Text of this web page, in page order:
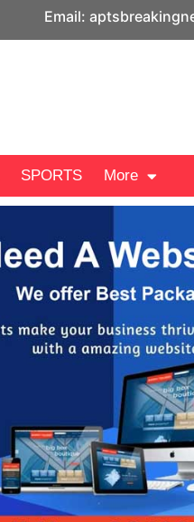
Email:
SPORTS More